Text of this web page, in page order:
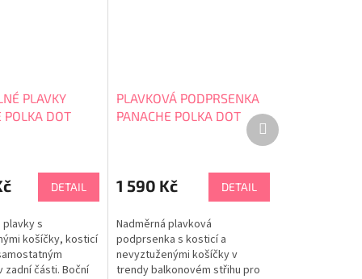
PLAVKY
POLKA DOT
DETAIL
s
košíčky, kosticí
zadní části. Boční
PLAVKOVÁ PODPRSENKA
PANACHE POLKA DOT
1 590 Kč DETAIL
Nadměrná plavková
podprsenka s kosticí a
nevyztuženými košíčky v
trendy balkonovém střihu pro
Další
produkt